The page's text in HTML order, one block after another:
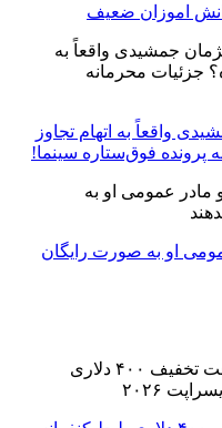
اموزان ضعیف
واقعاً به اتهام تجاوز
پرونده فوق‌ستاره سینما!
او به صورت رایگان